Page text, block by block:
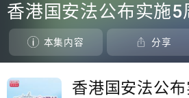
seconds
of
seconds 本集内容 分享
香港国安法公